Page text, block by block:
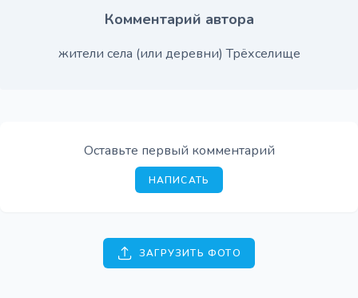
Комментарий автора
жители села (или деревни) Трёхселище
Оставьте первый комментарий
НАПИСАТЬ
ЗАГРУЗИТЬ ФОТО